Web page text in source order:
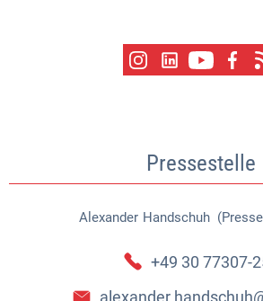
Pressestelle
Alexander Handschuh
+49 30 77307-